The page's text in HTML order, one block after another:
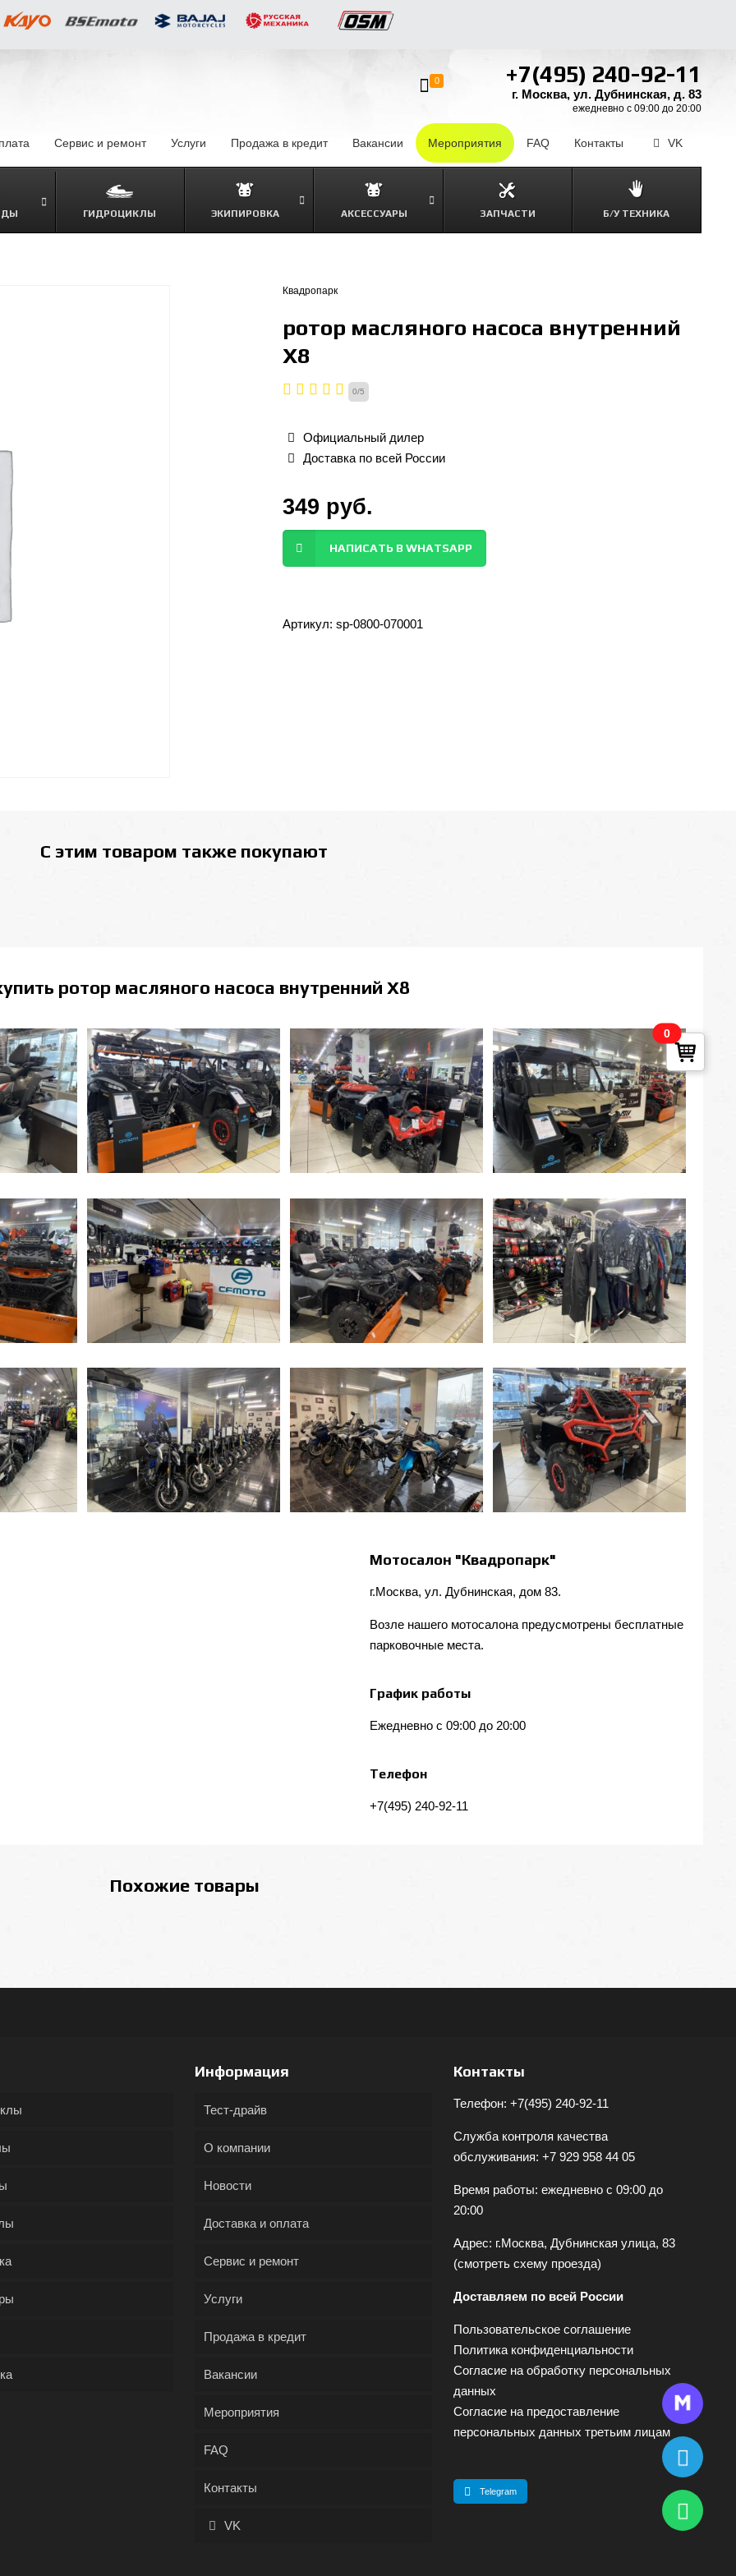
Сервис и ремонт Услуги Продажа в кредит– Вакансии Мероприятия FAQ Контакты VK
ГИДРОЦИКЛЫ
ЭКИПИРОВКА АКСЕССУАРЫ ЗАПЧАСТИ Б/У ТЕХНИКА
+7(495) 240-92-11
г. Москва, ул. Дубнинская, д. 83
ежедневно с 09:00 до 20:00
0
Квадропарк
ротор масляного насоса внутренний
Х8
0/5
Официальный дилер
Доставка по всей России
349 руб.
НАПИСАТЬ В WHATSAPP
Артикул:sp-0800-070001
С этим товаром также покупают
ротор масляного насоса внутренний Х8
Мотосалон "Квадропарк"
г.Москва, ул. Дубнинская, дом 83.
Возле нашего мотосалона предусмотрены бесплатные
парковочные места.
График работы
Ежедневно с 09:00 до 20:00
Телефон
+7(495) 240-92-11
Похожие товары
Информация
Тест-драйв
О компании
Новости
Доставка и оплата
Сервис и ремонт
Услуги
Продажа в кредит
Вакансии
Мероприятия
FAQ
Контакты
VK
Контакты
Телефон: +7(495) 240-92-11
Служба контроля качества
обслуживания: +7 929 958 44 05
Время работы: ежедневно с 09:00 до
20:00
Адрес: г.Москва, Дубнинская улица, 83
(смотреть схему проезда)
Доставляем по всей России
Пользовательское соглашение
Политика конфиденциальности
Согласие на обработку персональных
данных
Согласие на предоставление
персональных данных третьим лицам
Telegram
0